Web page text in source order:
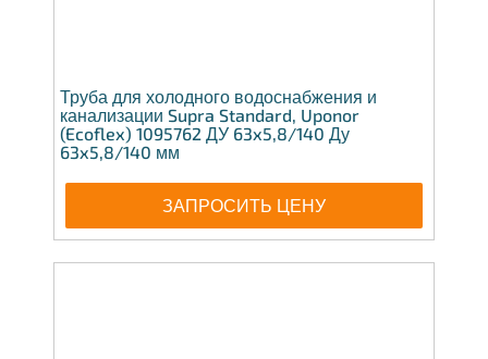
Труба для холодного водоснабжения и
канализации Supra Standard, Uponor
(Ecoflex) 1095762 ДУ 63x5,8/140 Ду
63x5,8/140 мм
ЗАПРОСИТЬ ЦЕНУ